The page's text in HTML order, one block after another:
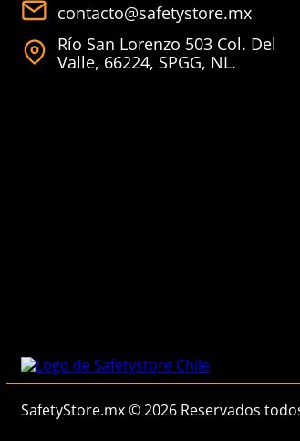
contacto@safetystore.mx
Río San Lorenzo 503 Col. Del
Valle, 66224, SPGG, NL.
SafetyStore.mx © 2026 Reservados